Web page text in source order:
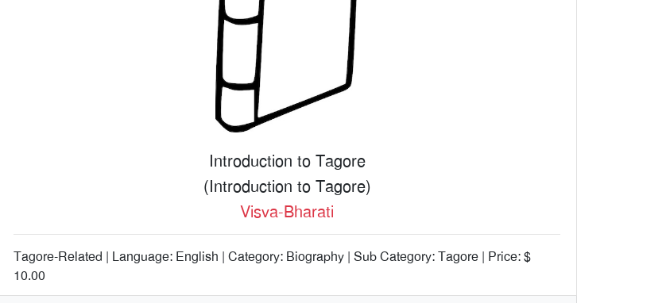
Introduction to Tagore
(Introduction to Tagore)
Visva-Bharati
Tagore-Related | Language: English | Category: Biography | Sub Category: Tagore | Price: $
10.00